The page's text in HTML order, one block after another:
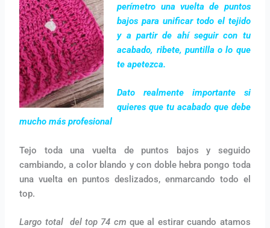
perímetro una vuelta de puntos
bajos para unificar todo el tejido
y a partir de ahí seguir con tu
acabado, ribete, puntilla o lo que
te apetezca.
Dato realmente importante si
quieres que tu acabado que debe
mucho más profesional
Tejo toda una vuelta de puntos bajos y seguido
cambiando, a color blando y con doble hebra pongo toda
una vuelta en puntos deslizados, enmarcando todo el
top.
Largo total del top 74 cm que al estirar cuando atamos